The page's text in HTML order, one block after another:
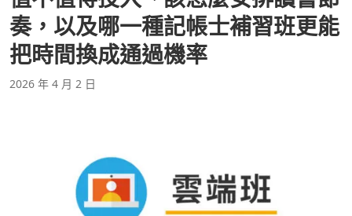
奏，以及哪一種記帳士補習班更能
把時間換成通過機率
2026 年 4 月 2 日